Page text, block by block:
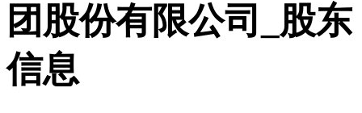
团股份有限公司_股东
信息